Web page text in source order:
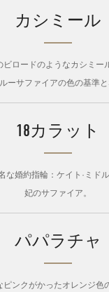
カシミール
ビロードのようなカシミー
ーサファイアの色の基準と
18カラット
な婚約指輪：ケイト·ミド
妃のサファイア。
パパラチャ
ンクがかったオレンジ色